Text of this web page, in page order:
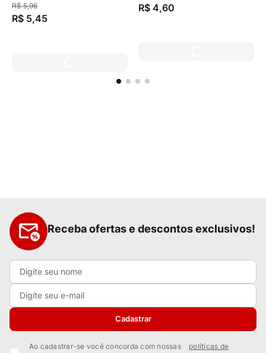
R$ 5,96
R$ 5,45
R$ 4,60
Receba ofertas e descontos exclusivos!
Cadastrar
Ao cadastrar-se você concorda com nossas
políticas de